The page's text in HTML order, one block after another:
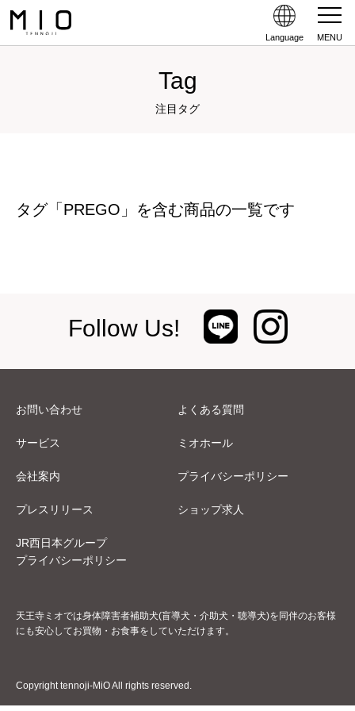
Language MENU
Tag
注目タグ
タグ「PREGO」を含む商品の一覧です
Follow Us!
お問い合わせ よくある質問
サービス ミオホール
会社案内 プライバシーポリシー
プレスリリース ショップ求人
JR西日本グループ
プライバシーポリシー
天王寺ミオでは身体障害者補助犬(盲導犬・介助犬・聴導犬)を同伴のお客様
にも安心してお買物・お食事をしていただけます。
Copyright tennoji-MiO All rights reserved.